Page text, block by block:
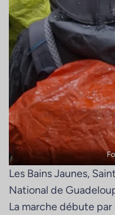
Les Bains Jaunes,
National de
La marche débute par